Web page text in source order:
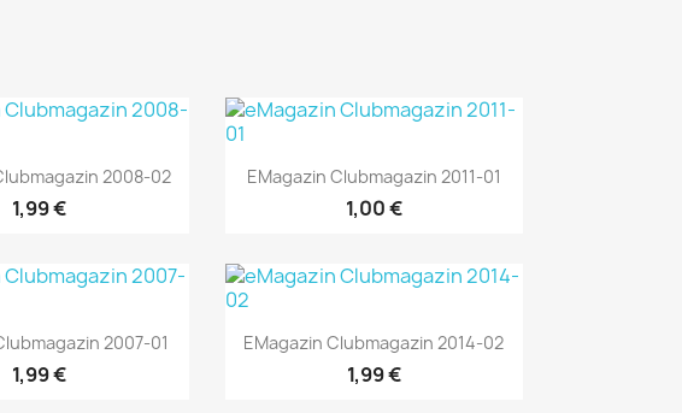
Vorschau 2008-02
1,99 €
Vorschau
EMagazin Clubmagazin 2011-01
1,00 €
Vorschau2007-01
1,99 €
Vorschau
EMagazin Clubmagazin 2014-02
1,99 €